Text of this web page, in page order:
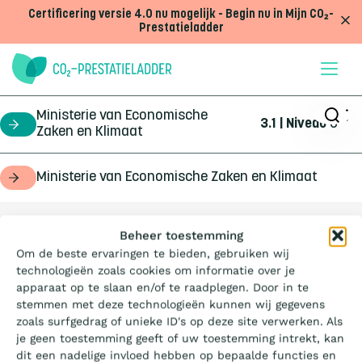
Beheer toestemming
Om de beste ervaringen te bieden, gebruiken wij
technologieën zoals cookies om informatie over je
apparaat op te slaan en/of te raadplegen. Door in te
stemmen met deze technologieën kunnen wij gegevens
zoals surfgedrag of unieke ID's op deze site verwerken. Als
je geen toestemming geeft of uw toestemming intrekt, kan
dit een nadelige invloed hebben op bepaalde functies en
Certificering versie 4.0 nu mogelijk - Begin nu in Mijn CO₂-
Prestatieladder
certificaathouder
Ministerie van Economische
Zaken en Klimaat
3.1 | Niveau3
opdrachtgever
Ministerie van Economische Zaken en Klimaat
Wat is de Ladder?
Certificeren
Aanbesteden